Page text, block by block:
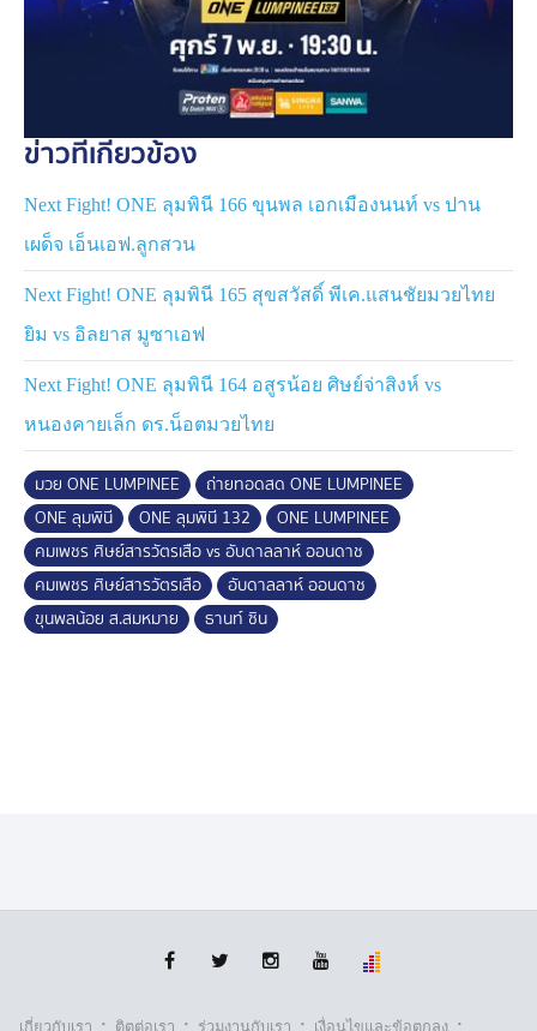
ข่าวที่เกี่ยวข้อง
Next Fight! ONE ลุมพินี 166 ขุนพล เอกเมืองนนท์ vs ปาน
เผด็จ เอ็นเอฟ.ลูกสวน
Next Fight! ONE ลุมพินี 165 สุขสวัสดิ์ พีเค.แสนชัยมวยไทย
ยิม vs อิลยาส มูซาเอฟ
Next Fight! ONE ลุมพินี 164 อสูรน้อย ศิษย์จ่าสิงห์ vs
หนองคายเล็ก ดร.น็อตมวยไทย
มวย ONE LUMPINEE
ถ่ายทอดสด ONE LUMPINEE
ONE ลุมพินี
ONE ลุมพินี 132
ONE LUMPINEE
คมเพชร ศิษย์สารวัตรเสือ vs อับดาลลาห์ ออนดาช
คมเพชร ศิษย์สารวัตรเสือ
อับดาลลาห์ ออนดาช
ขุนพลน้อย ส.สมหมาย
ธานท์ ซิน
เกี่ยวกับเรา · ติตต่อเรา · ร่วมงานกับเรา · เงื่อนไขและข้อตกลง ·